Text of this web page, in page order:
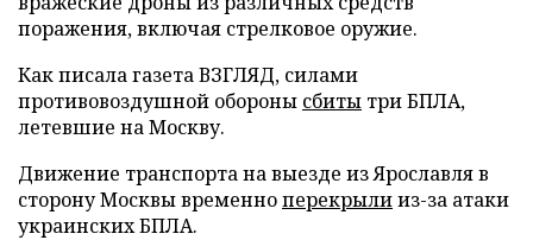
поражения, включая стрелковое оружие.
Как писала газета ВЗГЛЯД, силами
противовоздушной обороны сбиты три БПЛА,
летевшие на Москву.
Движение транспорта на выезде из Ярославля в
сторону Москвы временноперекрылииз-за атаки
украинских БПЛА.